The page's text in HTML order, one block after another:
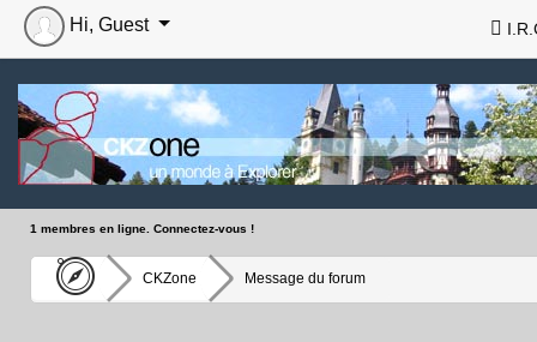
Hi, Guest
1 membres en ligne. Connectez-vous !
CKZone Message du forum